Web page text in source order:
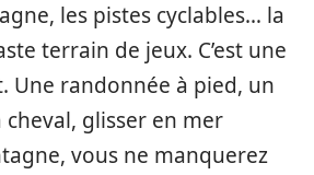
les pistes cyclables… la
terrain de jeux. C’est une
Une randonnée à pied, un
glisser en mer
vous ne manquerez